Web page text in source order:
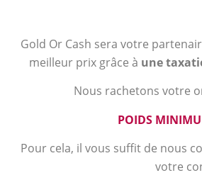
Gold Or Cash sera votre
meilleur prix grâce à une
Nous rachetons votre
POIDS
Pour cela, il vous suffit de nous
votre